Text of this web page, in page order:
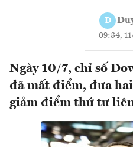
D
09:34,
Ngày 10/7, chỉ số
đã mất điểm, đưa
giảm điểm thứ tư